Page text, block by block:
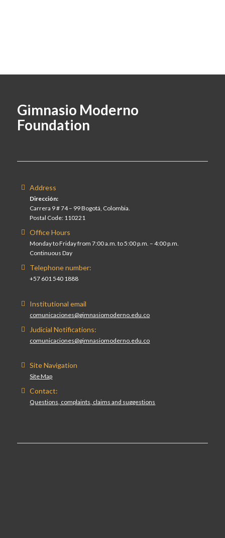
Gimnasio Moderno
Foundation
Address
Dirección:
Carrera 9 # 74 – 99 Bogotá, Colombia.
Postal Code: 110221
Office Hours
Monday to Friday from 7:00 a.m. to 5:00 p.m. – 4:00 p.m.
Continuous Day
Telephone number:
+57 601 540 1888
Institutional email
comunicaciones@gimnasiomoderno.edu.co
Judicial Notifications:
comunicaciones@gimnasiomoderno.edu.co
Site Navigation
Site Map
Contact:
Questions, complaints, claims and suggestions